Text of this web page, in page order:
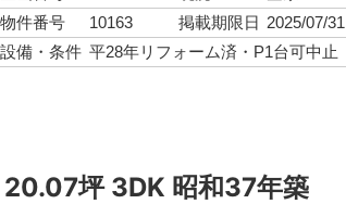
物件番号
10163 掲載期限日
2025/07/31
設備・条件 平28年リフォーム済・P1台可中止
20.07坪 3DK 昭和37年築